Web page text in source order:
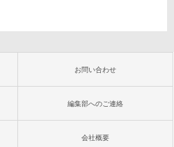
お問い合わせ
編集部へのご連絡
会社概要